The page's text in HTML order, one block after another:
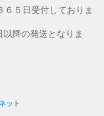
６５日受付しておりま
降の発送となりま
ット